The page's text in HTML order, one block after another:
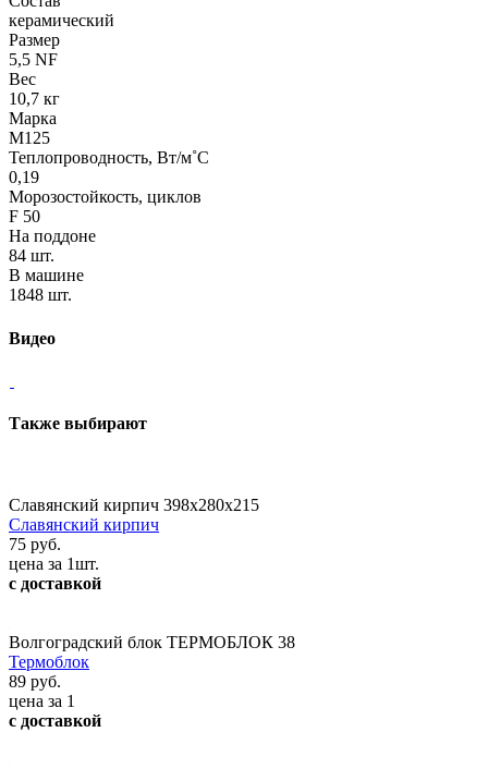
керамический
Размер
5,5 NF
Вес
10,7 кг
Марка
М125
Теплопроводность, Вт/м˚С
0,19
Морозостойкость, циклов
F 50
На поддоне
84 шт.
В машине
1848 шт.
Видео
Также выбирают
Славянский кирпич 398х280х215
Славянский кирпич
75 руб.
цена за 1шт.
с доставкой
Волгоградский блок ТЕРМОБЛОК 38
Термоблок
89 руб.
цена за 1
с доставкой